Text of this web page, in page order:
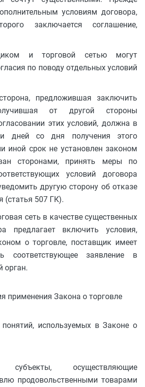
условиям договора,
заключается соглашение,
и торговой сетью могут
по поводу отдельных условий
предложившая заключить
от другой стороны
этих условий, должна в
дней со дня получения этого
иной срок не установлен законом
сторонами, принять меры по
условий договора
другую сторону об отказе
(статья 507 ГК).
сеть в качестве существенных
предлагает включить условия,
о торговле, поставщик имеет
соответствующее заявление в
орган.
применения Закона о торговле
понятий, используемых в Законе о
субъекты, осуществляющие
продовольственными товарами